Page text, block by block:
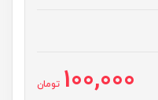
100,000 تومان